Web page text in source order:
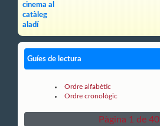
cinema al
catàleg
aladí
Guíes de lectura
Ordre alfabètic
Ordre cronològic
Pàgina 1 de 40